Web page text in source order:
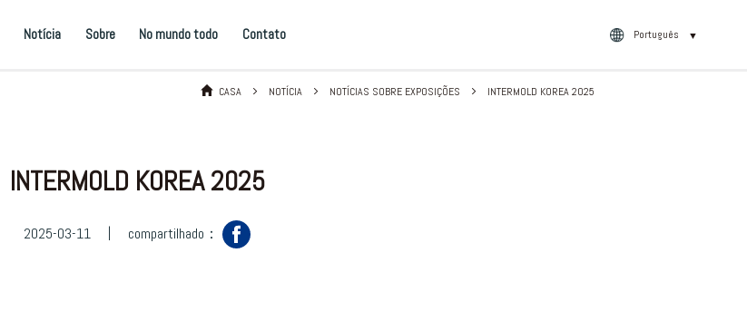
Notícia Sobre No mundo todo Contato Português ▼
CASA NOTÍCIA NOTÍCIAS SOBRE EXPOSIÇÕES INTERMOLD KOREA 2025
INTERMOLD KOREA 2025
2025-03-11 | compartilhado：